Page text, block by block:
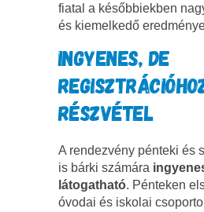
fiatal a későbbiekben
és kiemelkedő
INGYENES, DE
RÉSZVÉTEL
A rendezvény pénteki és
is bárki számára
látogatható. Pénteken
óvodai és iskolai